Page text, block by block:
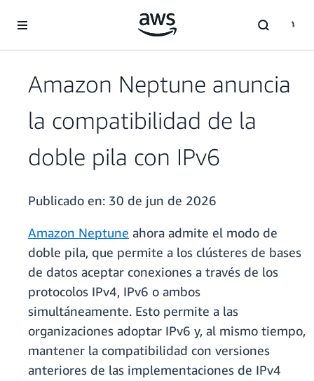
Amazon Neptune anuncia
la compatibilidad de la
doble pila con IPv6
Publicado en: 30 de jun de 2026
Amazon Neptune ahora admite el modo de
doble pila, que permite a los clústeres de bases
de datos aceptar conexiones a través de los
protocolos IPv4, IPv6 o ambos
simultáneamente. Esto permite a las
organizaciones adoptar IPv6 y, al mismo tiempo,
mantener la compatibilidad con versiones
anteriores de las implementaciones de IPv4